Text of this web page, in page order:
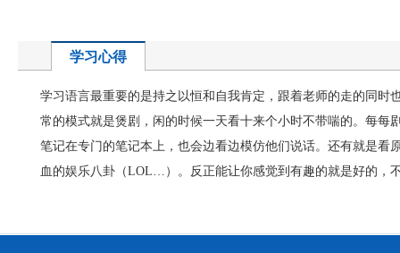
学习心得
学习语言最重要的是持之以恒和自我肯定，跟着老师的走的同时
常的模式就是煲剧，闲的时候一天看十来个小时不带喘的。每每
笔记在专门的笔记本上，也会边看边模仿他们说话。还有就是看
血的娱乐八卦（LOL…）。反正能让你感觉到有趣的就是好的，